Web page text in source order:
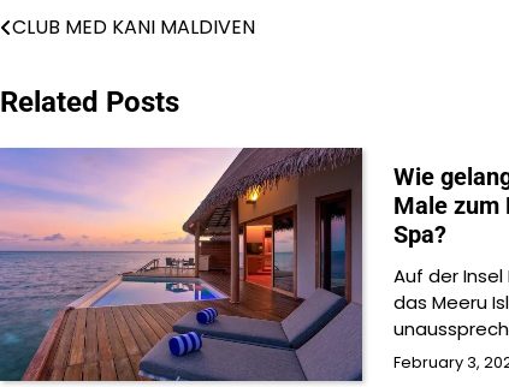
Post
CLUB MED KANI MALDIVEN
Related Posts
Wie
Male zum
Spa?
Auf der
das Meeru
February 3,